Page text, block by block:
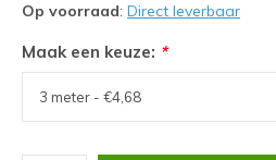
Op voorraad: Direct leverbaar
Maak een keuze: *